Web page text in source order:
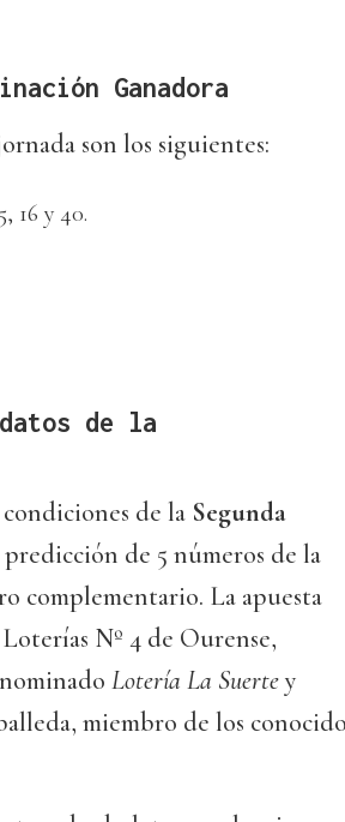
Ganadora
son los siguientes:
16 y 40.
de la
de la Segunda
de 5 números de la
complementario. La apuesta
Nº 4 de Ourense,
Lotería La Suertey
miembro de los